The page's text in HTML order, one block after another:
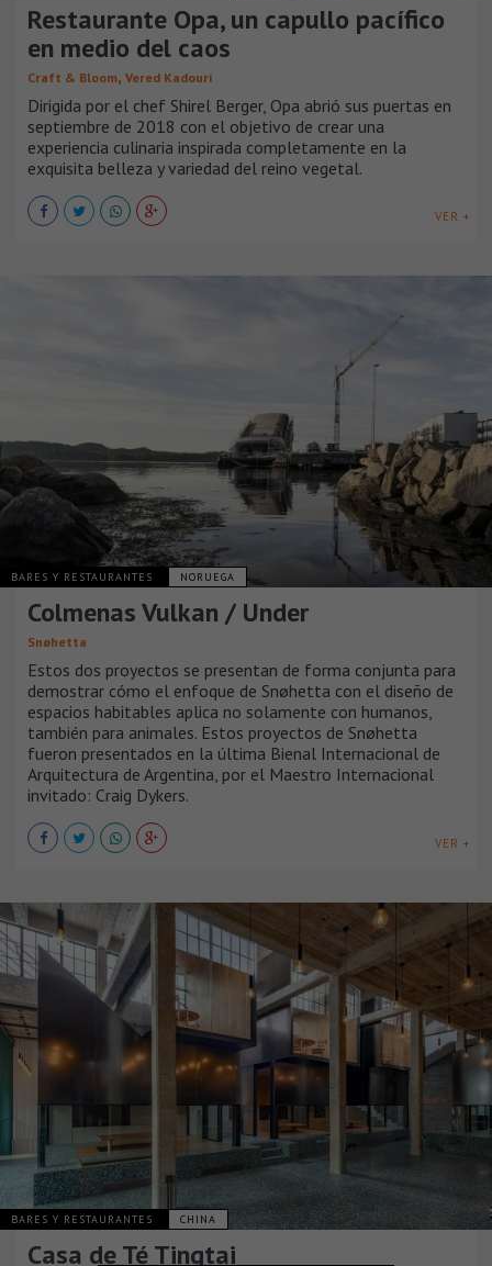
Restaurante Opa, un capullo pacífico
en medio del caos
Craft & Bloom, Vered Kadouri
Dirigida por el chef Shirel Berger, Opa abrió sus puertas en
septiembre de 2018 con el objetivo de crear una
experiencia culinaria inspirada completamente en la
exquisita belleza y variedad del reino vegetal.
VER +
BARES Y RESTAURANTES NORUEGA
Colmenas Vulkan / Under
Snøhetta
Estos dos proyectos se presentan de forma conjunta para
demostrar cómo el enfoque de Snøhetta con el diseño de
espacios habitables aplica no solamente con humanos,
también para animales. Estos proyectos de Snøhetta
fueron presentados en la última Bienal Internacional de
Arquitectura de Argentina, por el Maestro Internacional
invitado: Craig Dykers.
VER +
BARES Y RESTAURANTES CHINA
Casa de Té Tingtai